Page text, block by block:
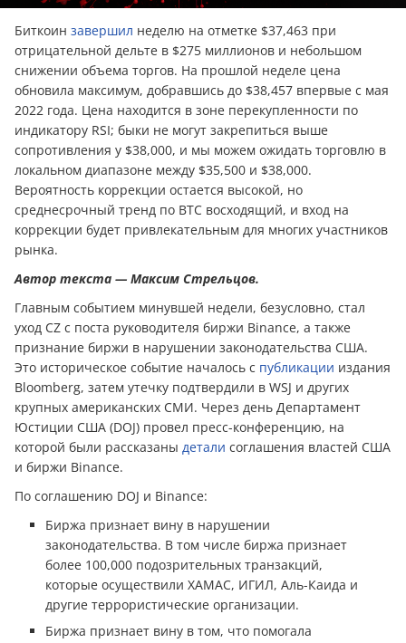
Биткоин завершил неделю на отметке $37,463 при
отрицательной дельте в $275 миллионов и небольшом
снижении объема торгов. На прошлой неделе цена
обновила максимум, добравшись до $38,457 впервые с мая
2022 года. Цена находится в зоне перекупленности по
индикатору RSI; быки не могут закрепиться выше
сопротивления у $38,000, и мы можем ожидать торговлю в
локальном диапазоне между $35,500 и $38,000.
Вероятность коррекции остается высокой, но
среднесрочный тренд по BTC восходящий, и вход на
коррекции будет привлекательным для многих участников
рынка.
Автор текста — Максим Стрельцов.
Главным событием минувшей недели, безусловно, стал
уход CZ с поста руководителя биржи Binance, а также
признание биржи в нарушении законодательства США.
Это историческое событие началось с публикации издания
Bloomberg, затем утечку подтвердили в WSJ и других
крупных американских СМИ. Через день Департамент
Юстиции США (DOJ) провел пресс-конференцию, на
которой были рассказаны детали соглашения властей США
и биржи Binance.
По соглашению DOJ и Binance:
Биржа признает вину в нарушении
законодательства. В том числе биржа признает
более 100,000 подозрительных транзакций,
которые осуществили ХАМАС, ИГИЛ, Аль-Каида и
другие террористические организации.
Биржа признает вину в том, что помогала